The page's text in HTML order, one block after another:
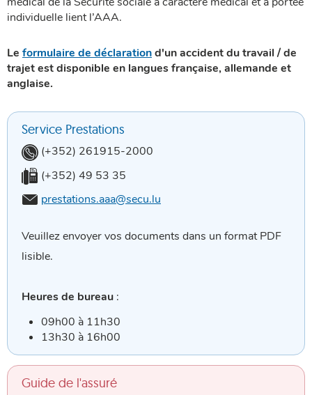
individuelle lient l’AAA.
Le formulaire de déclarationd'un accident du travail / de
trajet est disponible en langues française, allemande et
anglaise.
Service Prestations
Téléphone:
(+352) 261915-2000
Fax:
(+352) 49 53 35
Email:
prestations.aaa@secu.lu
Veuillez envoyer vos documents dans un format PDF
lisible.
Heures de bureau :
09h00 à 11h30
13h30 à 16h00
Guide de l'assuré